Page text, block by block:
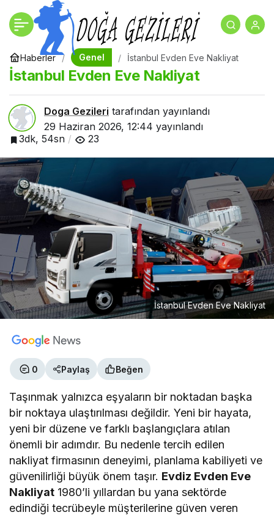
Haberler Genel İstanbul Evden Eve Nakliyat
İstanbul Evden Eve Nakliyat
Doga Gezileri tarafından yayınlandı
29 Haziran 2026, 12:44 yayınlandı
3dk, 54sn
23
İstanbul Evden Eve Nakliyat
0 Paylaş Beğen
Taşınmak yalnızca eşyaların bir noktadan başka
bir noktaya ulaştırılması değildir. Yeni bir hayata,
yeni bir düzene ve farklı başlangıçlara atılan
önemli bir adımdır. Bu nedenle tercih edilen
nakliyat firmasının deneyimi, planlama kabiliyeti ve
güvenilirliği büyük önem taşır. Evdiz Evden Eve
Nakliyat 1980’li yıllardan bu yana sektörde
edindiği tecrübeyle müşterilerine güven veren
Araç Kiralama Fiyatları
Neye Göre Belirlenir?
+ - Paylaş